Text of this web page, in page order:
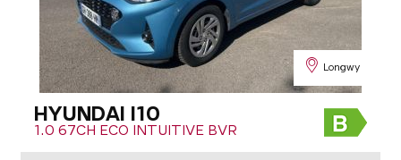
Longwy
HYUNDAI I10
1.0 67CH ECO INTUITIVE BVR